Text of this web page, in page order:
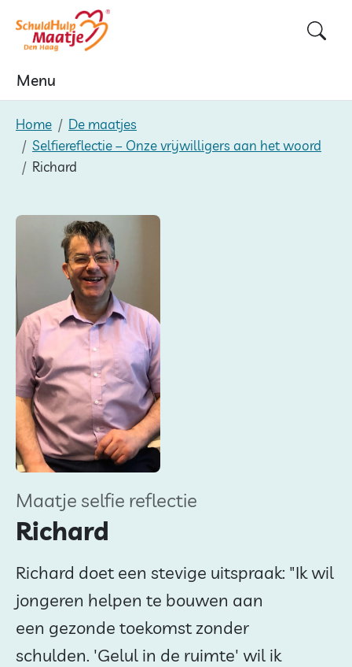
Menu
Home
De maatjes
Selfiereflectie – Onze vrijwilligers aan het woord
Richard
Maatje selfie reflectie
Richard
Richard doet een stevige uitspraak: "Ik wil
jongeren helpen te bouwen aan
een gezonde toekomst zonder
schulden. 'Gelul in de ruimte' wil ik